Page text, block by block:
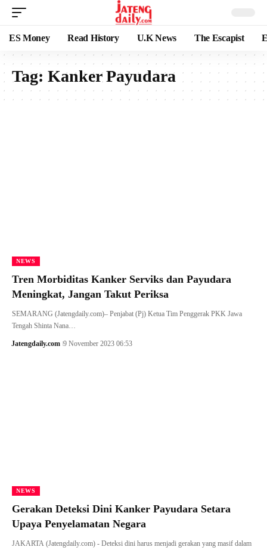
ES Money Read History U.K News The Escapist
Tag: Kanker Payudara
NEWS
Tren Morbiditas Kanker Serviks dan Payudara
Meningkat, Jangan Takut Periksa
SEMARANG (Jatengdaily.com)– Penjabat (Pj) Ketua Tim Penggerak PKK Jawa
Tengah Shinta Nana…
Jatengdaily.com 9 November 2023 06:53
NEWS
Gerakan Deteksi Dini Kanker Payudara Setara
Upaya Penyelamatan Negara
JAKARTA (Jatengdaily.com) - Deteksi dini harus menjadi gerakan yang masif dalam